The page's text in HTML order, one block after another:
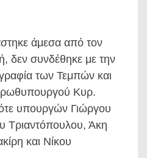
άμεσα από τον
δεν συνδέθηκε με την
των Τεμπών και
Κυρ.
υπουργών Γιώργου
Τριαντόπουλου, Άκη
και Νίκου